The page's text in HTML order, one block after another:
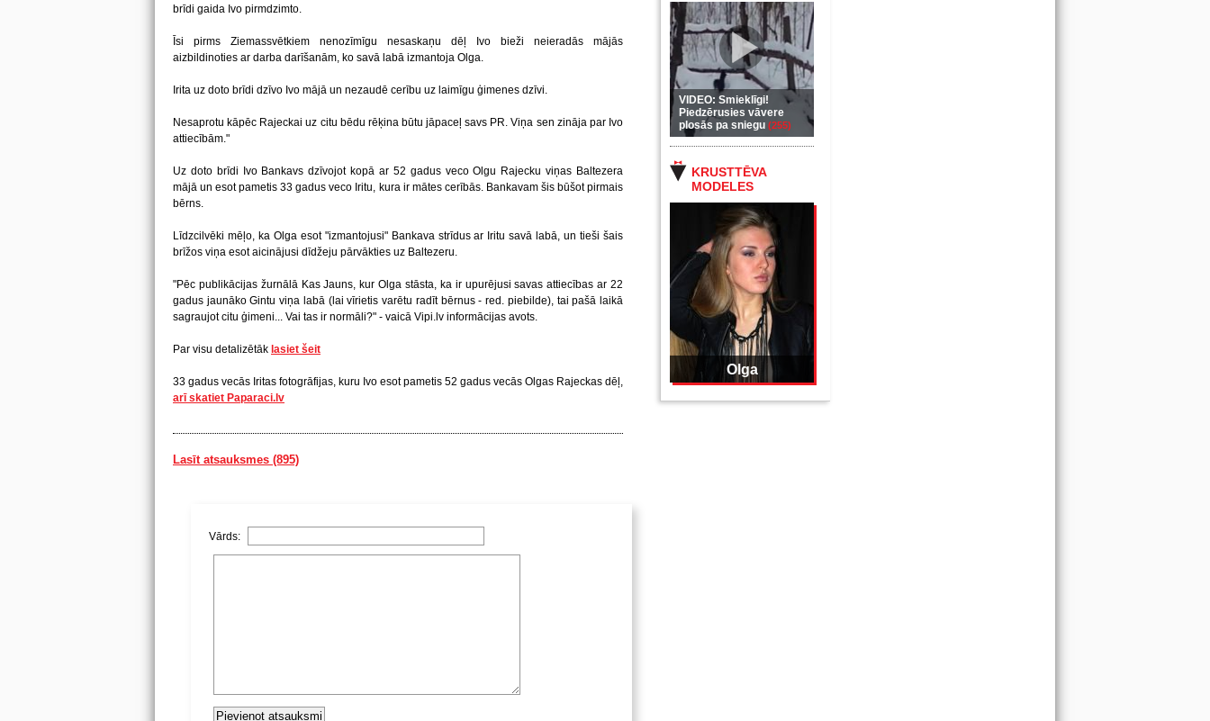
VIDEO: Smieklīgi!
Piedzērusies vāvere
plosās pa sniegu (255)
KRUSTTĒVA
MODELES
Olga
brīdi gaida Ivo pirmdzimto.
Īsi pirms Ziemassvētkiem nenozīmīgu nesaskaņu dēļ Ivo bieži neieradās mājās
aizbildinoties ar darba darīšanām, ko savā labā izmantoja Olga.
Irita uz doto brīdi dzīvo Ivo mājā un nezaudē cerību uz laimīgu ģimenes dzīvi.
Nesaprotu kāpēc Rajeckai uz citu bēdu rēķina būtu jāpaceļ savs PR. Viņa sen zināja par Ivo
attiecībām."
Uz doto brīdi Ivo Bankavs dzīvojot kopā ar 52 gadus veco Olgu Rajecku viņas Baltezera
mājā un esot pametis 33 gadus veco Iritu, kura ir mātes cerībās. Bankavam šis būšot pirmais
bērns.
Līdzcilvēki mēļo, ka Olga esot "izmantojusi" Bankava strīdus ar Iritu savā labā, un tieši šais
brīžos viņa esot aicinājusi dīdžeju pārvākties uz Baltezeru.
"Pēc publikācijas žurnālā Kas Jauns, kur Olga stāsta, ka ir upurējusi savas attiecības ar 22
gadus jaunāko Gintu viņa labā (lai vīrietis varētu radīt bērnus - red. piebilde), tai pašā laikā
sagraujot citu ģimeni... Vai tas ir normāli?" - vaicā Vipi.lv informācijas avots.
Par visu detalizētāk lasiet šeit
33 gadus vecās Iritas fotogrāfijas, kuru Ivo esot pametis 52 gadus vecās Olgas Rajeckas dēļ,
arī skatiet Paparaci.lv
Lasīt atsauksmes (895)
Vārds: